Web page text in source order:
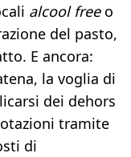
alcool freeo
del pasto,
E ancora:
la voglia di
dei dehors
tramite
di